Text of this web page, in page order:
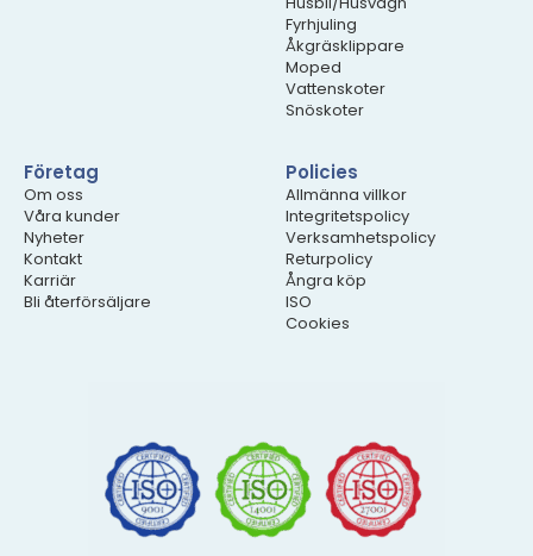
Fyrhjuling
Åkgräsklippare
Moped
Vattenskoter
Snöskoter
Företag
Om oss
Våra kunder
Nyheter
Kontakt
Karriär
Bli återförsäljare
Policies
Allmänna villkor
Integritetspolicy
Verksamhetspolicy
Returpolicy
Ångra köp
ISO
Cookies